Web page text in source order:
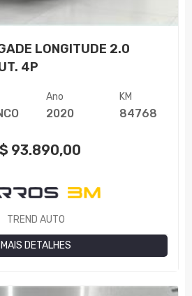
LONGITUDE 2.0
4P
Ano
2020
KM
84768
93.890,00
TREND AUTO
MAIS DETALHES